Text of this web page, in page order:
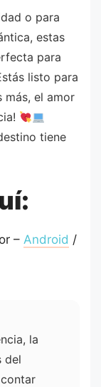
o para
estas
para
listo para
más, el amor
tiene
– Android /
la
del